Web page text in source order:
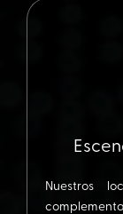
Nuestros